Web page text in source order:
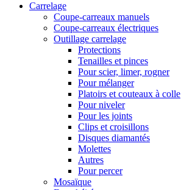
Carrelage
Coupe-carreaux manuels
Coupe-carreaux électriques
Outillage carrelage
Protections
Tenailles et pinces
Pour scier, limer, rogner
Pour mélanger
Platoirs et couteaux à colle
Pour niveler
Pour les joints
Clips et croisillons
Disques diamantés
Molettes
Autres
Pour percer
Mosaïque